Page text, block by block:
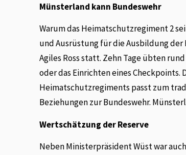
Münsterland kann Bundeswehr
Warum das Heimatschutzregiment 2
und Ausrüstung für die Ausbildung
Agiles Ross statt. Zehn Tage übten
oder das Einrichten eines
Heimatschutzregiments passt zum
Beziehungen zur Bundeswehr.
Wertschätzung der Reserve
Neben Ministerpräsident Wüst war